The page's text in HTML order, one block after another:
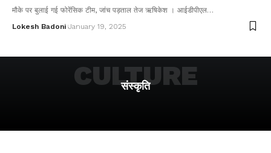
मौके पर बुलाई गई फोरेंसिक टीम, जांच पड़ताल तेज ऋषिकेश । आईडीपीएल…
Lokesh Badoni January 19, 2025
संस्कृति
CULTURE